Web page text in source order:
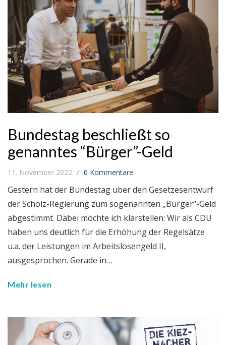
Bundestag beschließt so
genanntes “Bürger”-Geld
11. November 2022 0 Kommentare
Gestern hat der Bundestag über den Gesetzesentwurf
der Scholz-Regierung zum sogenannten „Bürger“-Geld
abgestimmt. Dabei möchte ich klarstellen: Wir als CDU
haben uns deutlich für die Erhöhung der Regelsätze
u.a. der Leistungen im Arbeitslosengeld II,
ausgesprochen. Gerade in…
Mehr lesen